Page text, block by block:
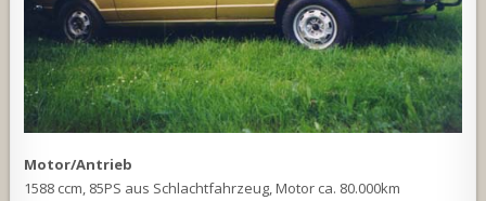
Motor/Antrieb
1588 ccm, 85PS aus Schlachtfahrzeug, Motor ca. 80.000km